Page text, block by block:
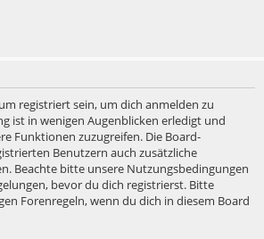
registriert sein, um dich anmelden zu
ist in wenigen Augenblicken erledigt und
Funktionen zuzugreifen. Die Board-
Benutzern auch zusätzliche
Beachte bitte unsere Nutzungsbedingungen
bevor du dich registrierst. Bitte
Forenregeln, wenn du dich in diesem Board